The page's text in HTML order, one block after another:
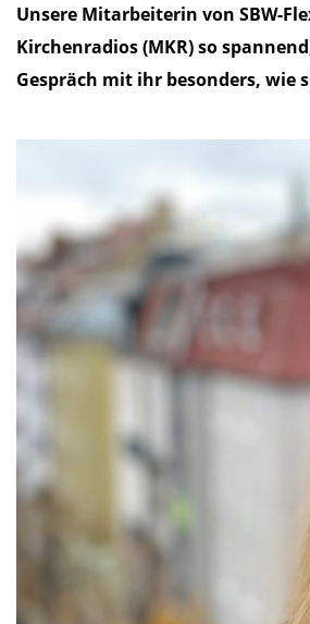
Unsere Mitarbeiterin von SBW-
Kirchenradios (MKR) so
Gespräch mit ihr besonders, wie